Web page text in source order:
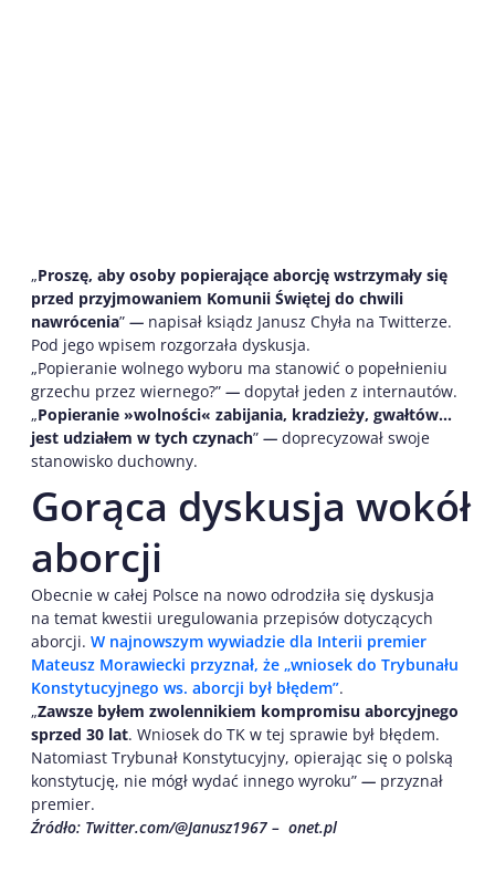
„Proszę, aby osoby popierające aborcję wstrzymały się
przed przyjmowaniem Komunii Świętej do chwili
nawrócenia” — napisał ksiądz Janusz Chyła na Twitterze.
Pod jego wpisem rozgorzała dyskusja.
„Popieranie wolnego wyboru ma stanowić o popełnieniu
grzechu przez wiernego?” — dopytał jeden z internautów.
„Popieranie »wolności« zabijania, kradzieży, gwałtów…
jest udziałem w tych czynach” — doprecyzował swoje
stanowisko duchowny.
Gorąca dyskusja wokół
aborcji
Obecnie w całej Polsce na nowo odrodziła się dyskusja
na temat kwestii uregulowania przepisów dotyczących
aborcji. W najnowszym wywiadzie dla Interii premier
Mateusz Morawiecki przyznał, że „wniosek do Trybunału
Konstytucyjnego ws. aborcji był błędem”.
„Zawsze byłem zwolennikiem kompromisu aborcyjnego
sprzed 30 lat. Wniosek do TK w tej sprawie był błędem.
Natomiast Trybunał Konstytucyjny, opierając się o polską
konstytucję, nie mógł wydać innego wyroku” — przyznał
premier.
Źródło: Twitter.com/@Janusz1967 – onet.pl